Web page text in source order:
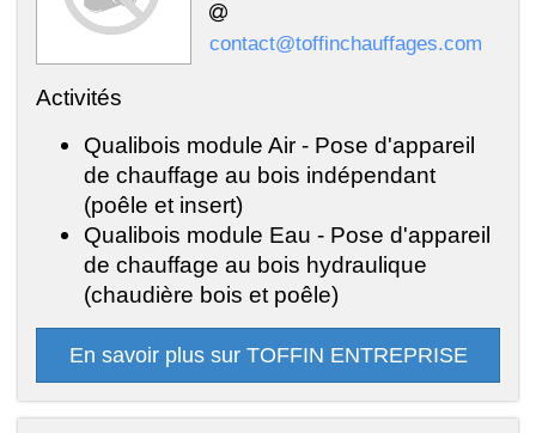
contact@toffinchauffages.com
Activités
Qualibois module Air - Pose d'appareil
de chauffage au bois indépendant
(poêle et insert)
Qualibois module Eau - Pose d'appareil
de chauffage au bois hydraulique
(chaudière bois et poêle)
En savoir plus sur TOFFIN ENTREPRISE